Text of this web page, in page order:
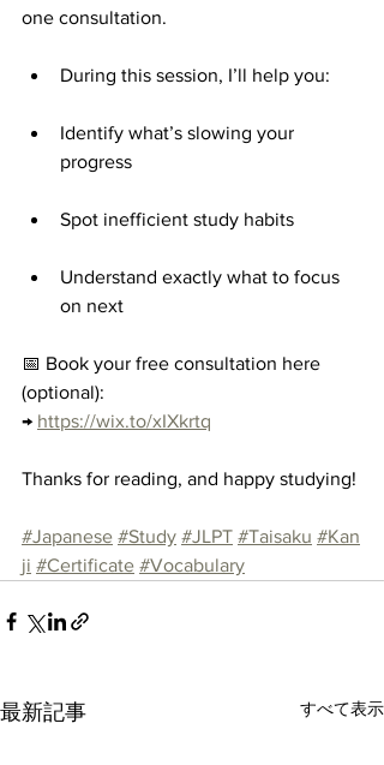
one consultation.
During this session, I’ll help you:
Identify what’s slowing your
progress
Spot inefficient study habits
Understand exactly what to focus
on next
📅 Book your free consultation here
(optional):
→ https://wix.to/xIXkrtq
Thanks for reading, and happy studying!
#Japanese #Study #JLPT #Taisaku #Kan
ji #Certificate #Vocabulary
最新記事 すべて表示